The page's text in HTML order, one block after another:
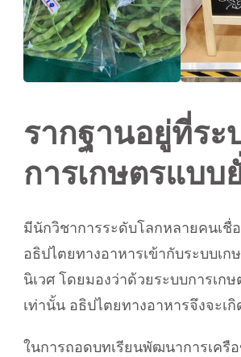
รากฐานอยู่ที่ระ
การเกษตรแบบ
มีนักวิชาการระดับโลกหลายคนเชื่
อธิปไตยทางอาหารเข้ากับระบบเก
นิเวศ โดยมองว่าด้วยระบบการเก
เท่านั้น อธิปไตยทางอาหารจึงจะเ
ในการถอดบทเรียนพัฒนาการเครื